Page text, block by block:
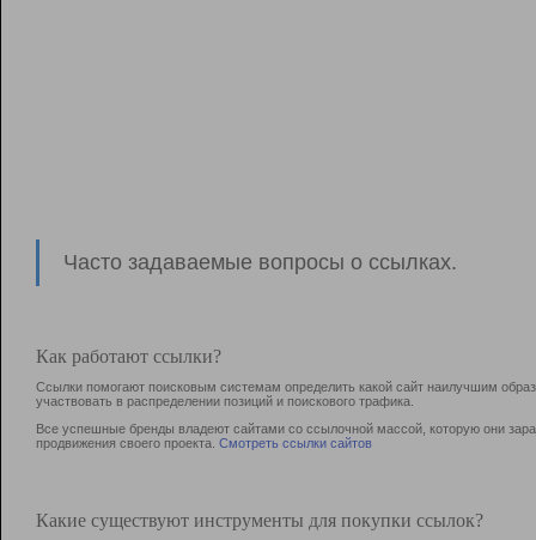
Часто задаваемые вопросы о ссылках.
Как работают ссылки?
Ссылки помогают поисковым системам определить какой сайт наилучшим
участвовать в раcпределении позиций и поискового трафика.
Все успешные бренды владеют сайтами со ссылочной массой, которую они
продвижения своего проекта. Смотреть ссылки сайтов
Какие существуют инструменты для покупки ссылок?